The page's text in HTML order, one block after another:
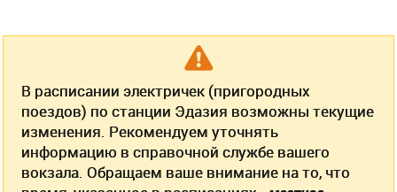
В расписании электричек (пригородных
поездов) по станции Эдазия возможны текущие
изменения. Рекомендуем уточнять
информацию в справочной службе вашего
вокзала. Обращаем ваше внимание на то, что